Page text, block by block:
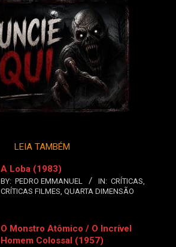
LEIA TAMBÉM
A Loba (1983)
BY: PEDRO EMMANUEL IN: CRÍTICAS,
CRÍTICAS FILMES, QUARTA DIMENSÃO
O Monstro Atômico / O Incrível
Homem Colossal (1957)